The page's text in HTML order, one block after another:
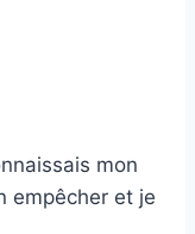
mon
empêcher et je